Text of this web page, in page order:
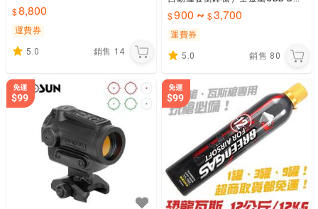
準鏡~32720
8,800
運費券
5.0 銷售 14
槍，CQB室內，涼山特勤隊聯勤國
造~32975
900 ~ 3,700
運費券
5.0 銷售 80